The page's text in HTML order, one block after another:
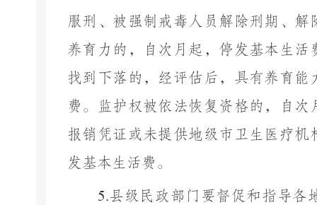
服刑、被强制戒毒人员解除刑期、
养育力的，
自次月起，停发基本生
找到下落的， 经评估后，具有养育能
费。监护权被依法恢 复资格的，自次
报销凭证或未提供地级市卫生医疗
发基本生活费。
5.县级民政部门要督促和指导各